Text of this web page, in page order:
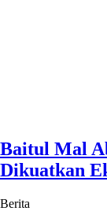
Baitul Mal
Dikuatkan
Berita